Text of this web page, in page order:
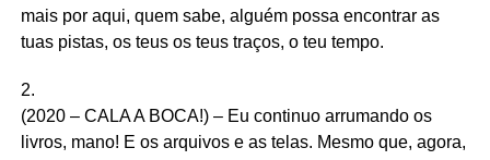
mais por aqui, quem sabe, alguém possa encontrar as
tuas pistas, os teus os teus traços, o teu tempo.
2.
(2020 – CALA A BOCA!) – Eu continuo arrumando os
livros, mano! E os arquivos e as telas. Mesmo que, agora,